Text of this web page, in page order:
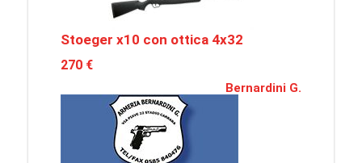
Stoeger x10 con ottica 4x32
270 €
Bernardini G.